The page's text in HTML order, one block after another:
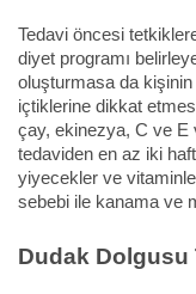
Tedavi öncesi
diyet programı
oluşturmasa da
içtiklerine dikkat
çay, ekinezya, C ve E
tedaviden en az iki
yiyecekler ve
sebebi ile kanama ve
Dudak Dolgusu